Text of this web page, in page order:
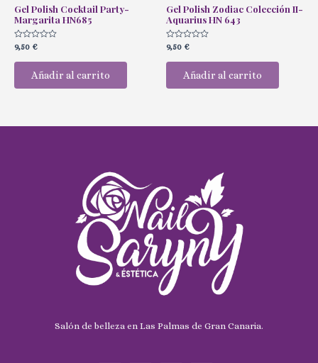
Gel Polish Cocktail Party-
Margarita HN685
Valorado
con
0
9,50 €
Añadir al carrito
Gel Polish Zodiac Colección II-
Aquarius HN 643
Valorado
con
0
9,50 €
Añadir al carrito
Salón de belleza en Las Palmas de Gran Canaria.